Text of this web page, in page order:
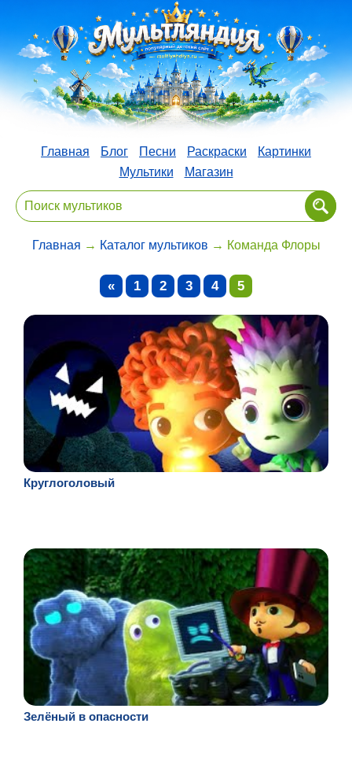
Главная Блог Песни Раскраски
Картинки
Мультики
Магазин
Главная → Каталог мультиков → Команда Флоры
« 1 2 3 4 5
Круглоголовый
Зелёный в опасности